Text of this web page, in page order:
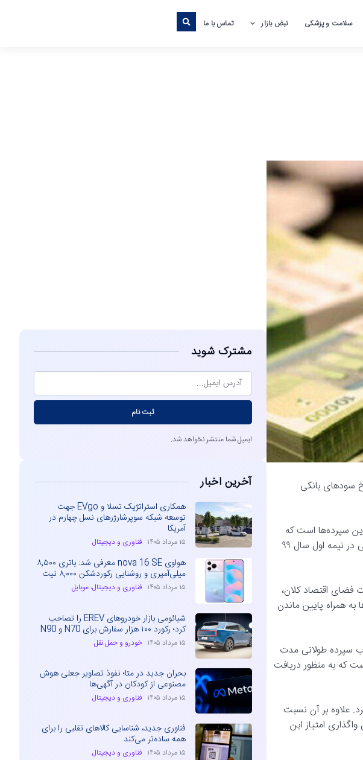
سلامت و پزشکی نبض بازار تماس با ما
سودهای بانکی
سپرده‌ها است که
تحولات زیادی داشته است. مهم‌ترین این تغییرات نیز خروج نقدینگی از سپرده‌های یک ساله بوده است که به صورتی در نیمه اول سال ۹۹
فضای اقتصاد کلان،
همراه پایین ماندن
سپرده طولانی مدت
که به منظور دریافت
علاوه بر آن نسبت
امتیاز این
مشترک شوید
ثبت نام
ایمیل شما منتشر نخواهد شد.
آخرین اخبار
همکاری استراتژیک تسلا و EVgo جهت
توسعه شبکه سوپرشارژرهای نسل چهارم در
آمریکا
۱۵ مرداد ۱۴۰۵ فناوری و دیجیتال
هواوی nova 16 SE معرفی شد: باتری ۸,۵۰۰
میلی‌آمپری و روشنایی رکوردشکن ۸,۰۰۰ نیت
۱۵ مرداد ۱۴۰۵ فناوری و دیجیتال،موبایل
شیائومی بازار خودروهای EREV را تصاحب
کرد؛ رکورد ۱۰۰ هزار سفارش برای N70 و N90
۱۵ مرداد ۱۴۰۵ خودرو و حمل نقل
بحران جدید در متا؛ نفوذ تصاویر جعلی هوش
مصنوعی از کودکان در آگهی‌ها
۱۵ مرداد ۱۴۰۵ فناوری و دیجیتال
فناوری جدید، شناسایی کالاهای تقلبی را برای
همه ساده‌تر می‌کند
۱۵ مرداد ۱۴۰۵ فناوری و دیجیتال